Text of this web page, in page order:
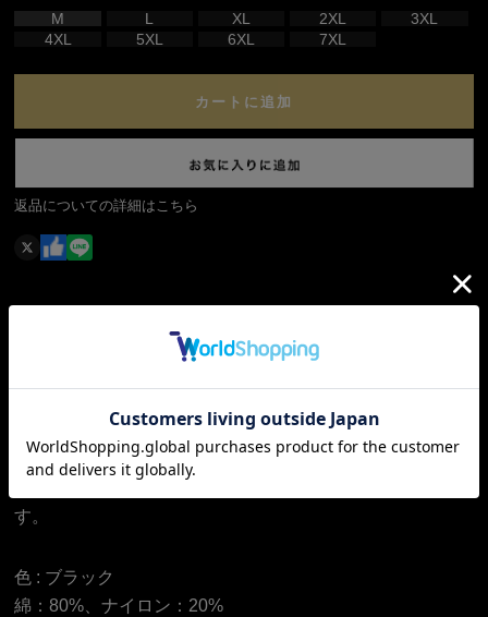
M L XL 2XL
3XL
4XL
5XL 6XL 7XL
カートに追加
返品についての詳細はこちら
さと機能性を兼ね備えたライフスタイルポロシャツ。
ジャケットとの相性も良く、ビジネスシーンから休日のお
出かけまで幅広く対応。
す。
色 : ブラック
綿：80%、ナイロン：20%